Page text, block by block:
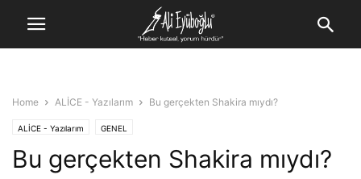
Home ALİCE - Yazılarım Bu gerçekten Shakira mıydı?
ALİCE - Yazılarım GENEL
Bu gerçekten Shakira mıydı?